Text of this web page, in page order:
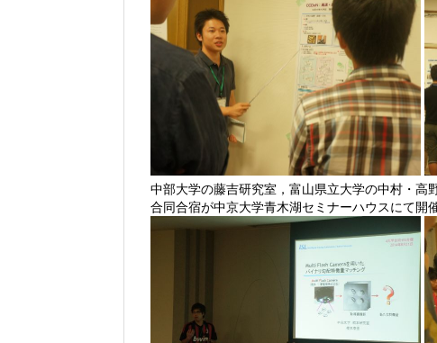
中部大学の藤吉研究室，富山県立大学の中村・高
合同合宿が中京大学青木湖セミナーハウスにて開